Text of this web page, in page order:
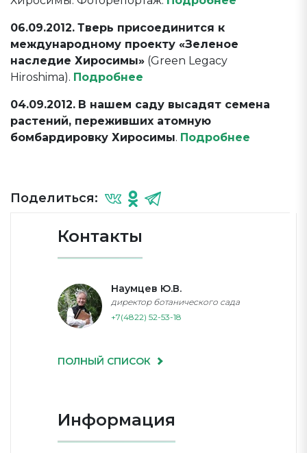
06.09.2012. Тверь присоединится к
международному проекту «Зеленое
наследие Хиросимы» (Green Legacy
Hiroshima). Подробнее
04.09.2012. В нашем саду высадят семена
растений, переживших атомную
бомбардировку Хиросимы. Подробнее
Поделиться:
Контакты
Наумцев Ю.В.
директор ботанического сада
+7(4822) 52-53-18
ПОЛНЫЙ СПИСОК
Информация